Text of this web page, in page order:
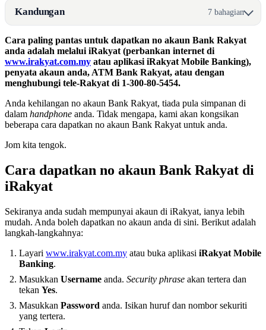
Kandungan 7 bahagian
Cara paling pantas untuk dapatkan no akaun Bank Rakyat
anda adalah melalui iRakyat (perbankan internet di
www.irakyat.com.my atau aplikasi iRakyat Mobile Banking),
penyata akaun anda, ATM Bank Rakyat, atau dengan
menghubungi tele-Rakyat di 1-300-80-5454.
Anda kehilangan no akaun Bank Rakyat, tiada pula simpanan di
dalam handphone anda. Tidak mengapa, kami akan kongsikan
beberapa cara dapatkan no akaun Bank Rakyat untuk anda.
Jom kita tengok.
Cara dapatkan no akaun Bank Rakyat di
iRakyat
Sekiranya anda sudah mempunyai akaun di iRakyat, ianya lebih
mudah. Anda boleh dapatkan no akaun anda di sini. Berikut adalah
langkah-langkahnya:
Layari www.irakyat.com.my atau buka aplikasi iRakyat Mobile
Banking.
Masukkan Username anda. Security phrase akan tertera dan
tekan Yes.
Masukkan Password anda. Isikan huruf dan nombor sekuriti
yang tertera.